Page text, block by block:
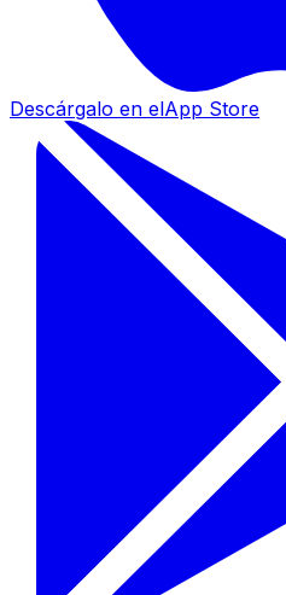
Descárgalo en elApp Store